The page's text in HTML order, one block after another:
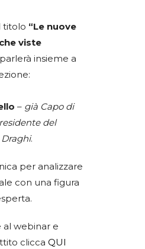
titolo “Le nuove
viste
insieme a
– già Capo di
del
Draghi.
per analizzare
con una figura
webinar e
clicca QUI